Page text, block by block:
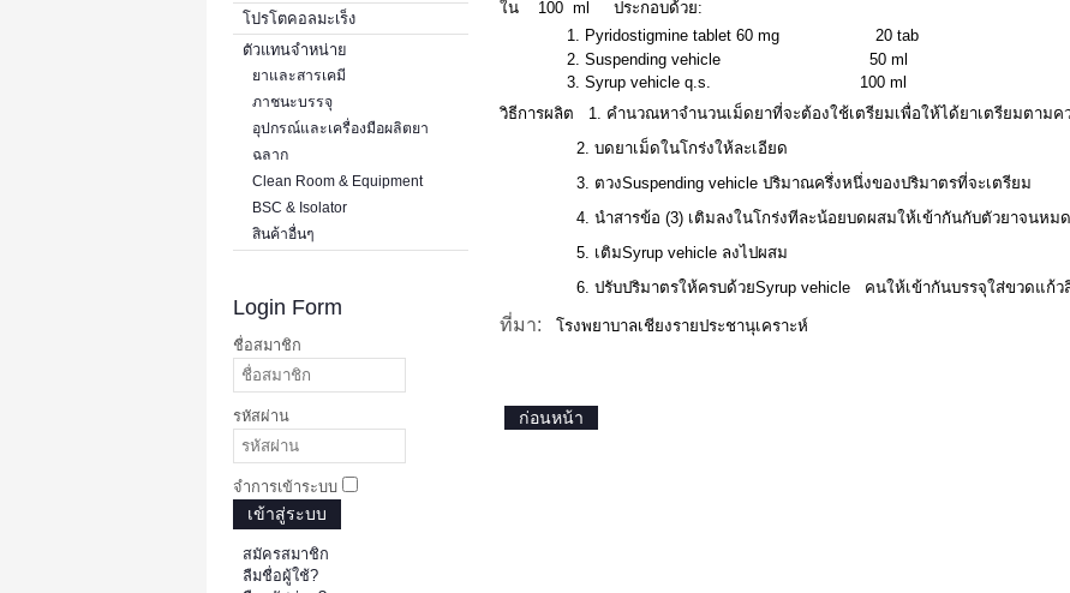
โปรโตคอลมะเร็ง
ตัวแทนจำหน่าย
ยาและสารเคมี
ภาชนะบรรจุ
อุปกรณ์และเครื่องมือผลิตยา
ฉลาก
Clean Room & Equipment
BSC & Isolator
สินค้าอื่นๆ
Login Form
ชื่อสมาชิก
รหัสผ่าน
จำการเข้าระบบ
เข้าสู่ระบบ
สมัครสมาชิก
ลืมชื่อผู้ใช้?
ใน
100 ml ประกอบด้วย:
1. Pyridostigmine tablet 60 mg 20 tab
2 Suspending vehicle 50 ml
3 Syrup vehicle q.s. 100 ml
วิธีการผลิต
1. คำนวณหาจำนวนเม็ดยาที่จะต้องใช้เตรียมเพื่อให้ได้ยาเตรียมตามค
2. บดยาเม็ดในโกร่งให้ละเอียด
3. ตวงSuspending vehicle ปริมาณครึ่งหนึ่งของปริมาตรที่จะเตรียม
4. นำสารข้อ (3) เติมลงในโกร่งทีละน้อยบดผสมให้เข้ากันกับตัวยาจนหมด
5. เติมSyrup vehicle ลงไปผสม
6. ปรับปริมาตรให้ครบด้วยSyrup vehicle คนให้เข้ากันบรรจุใส่ขวดแก้ว
ที่มา: โรงพยาบาลเชียงรายประชานุเคราะห์
ก่อนหน้า